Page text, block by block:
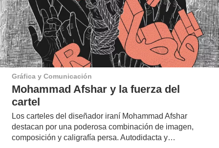
Gráfica y Comunicación
Mohammad Afshar y la fuerza del
cartel
Los carteles del diseñador iraní Mohammad Afshar
destacan por una poderosa combinación de imagen,
composición y caligrafía persa. Autodidacta y…